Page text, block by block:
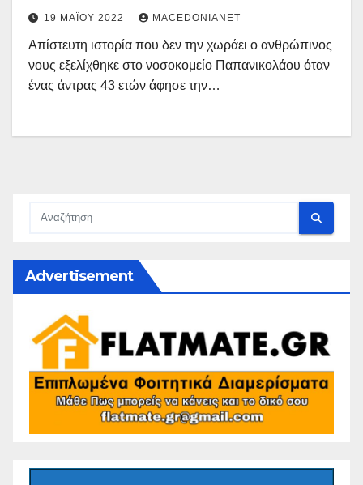
19 ΜΑΪ́ΟΥ 2022 MACEDONIANET
Απίστευτη ιστορία που δεν την χωράει ο ανθρώπινος
νους εξελίχθηκε στο νοσοκομείο Παπανικολάου όταν
ένας άντρας 43 ετών άφησε την…
Advertisement